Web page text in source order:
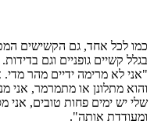
כמו לכל אחד, גם הקשישים
בגלל קשיים גופניים וגם
"אני לא מרימה ידיים מהר
והוא מתלונן או מתמרמר, אני
שלי יש ימים פחות טובים,
ומעודדת אותה".